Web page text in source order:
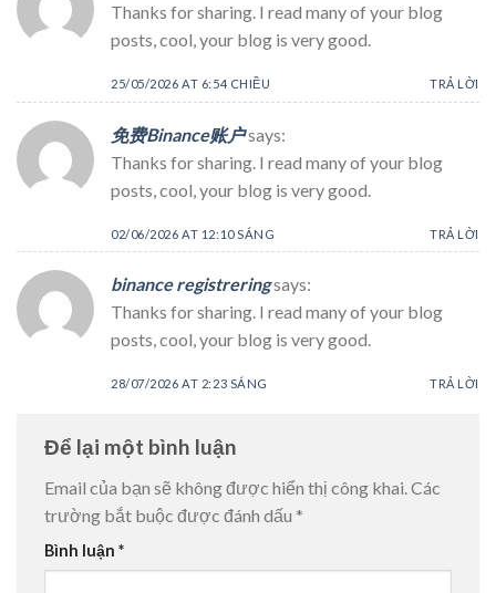
Thanks for sharing. I read many of your blog
posts, cool, your blog is very good.
25/05/2026 AT 6:54 CHIỀU TRẢ LỜI
免费Binance账户says:
Thanks for sharing. I read many of your blog
posts, cool, your blog is very good.
02/06/2026 AT 12:10 SÁNG TRẢ LỜI
binance registreringsays:
Thanks for sharing. I read many of your blog
posts, cool, your blog is very good.
28/07/2026 AT 2:23 SÁNG TRẢ LỜI
Để lại một bình luận
Email của bạn sẽ không được hiển thị công khai.Các
trường bắt buộc được đánh dấu *
Bình luận *